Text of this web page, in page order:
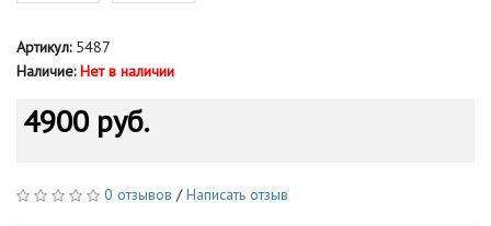
Артикул:5487
Наличие: Нет в наличии
4900 руб.
0 отзывов /Написать отзыв